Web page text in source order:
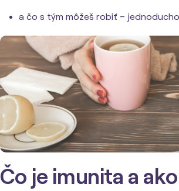
a čo s tým môžeš robiť –
Čo je imunita a